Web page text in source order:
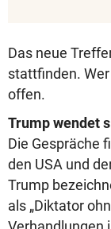
Das neue
stattfinden.
offen.
Trump wendet
Die Gespräche
den USA und
Trump
als „Diktator